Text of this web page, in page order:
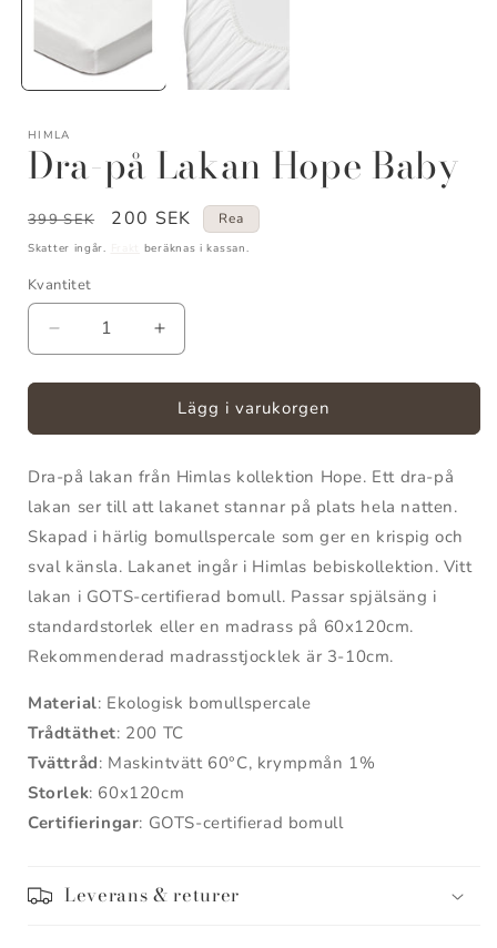
HIMLA
Dra-på Lakan Hope Baby
Ordinarie
pris
399 SEK Försäljningspris
200 SEK Rea
Skatter ingår. beräknas i kassan.
Kvantitet
Kvantitet
Minska
kvantitet
för
på
Hope
Baby
Öka
kvantitet
för
Dra-
på
Hope
Baby
Lägg i varukorgen
Dra-på lakan från Himlas kollektion Hope. Ett dra-på
lakan ser till att lakanet stannar på plats hela natten.
Skapad i härlig bomullspercale som ger en krispig och
sval känsla. Lakanet ingår i Himlas bebiskollektion. Vitt
lakan i GOTS-certifierad bomull. Passar spjälsäng i
standardstorlek eller en madrass på 60x120cm.
Rekommenderad madrasstjocklek är 3-10cm.
Material: Ekologisk bomullspercale
Trådtäthet: 200 TC
Tvättråd: Maskintvätt60°C, krympmån 1%
Storlek: 60x120cm
Certifieringar: GOTS-certifierad bomull
Leverans & returer